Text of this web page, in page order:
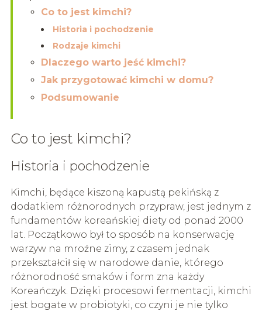
Co to jest kimchi?
Historia i pochodzenie
Rodzaje kimchi
Dlaczego warto jeść kimchi?
Jak przygotować kimchi w domu?
Podsumowanie
Co to jest kimchi?
Historia i pochodzenie
Kimchi, będące kiszoną kapustą pekińską z
dodatkiem różnorodnych przypraw, jest jednym z
fundamentów koreańskiej diety od ponad 2000
lat. Początkowo był to sposób na konserwację
warzyw na mroźne zimy, z czasem jednak
przekształcił się w narodowe danie, którego
różnorodność smaków i form zna każdy
Koreańczyk. Dzięki procesowi fermentacji, kimchi
jest bogate w probiotyki, co czyni je nie tylko